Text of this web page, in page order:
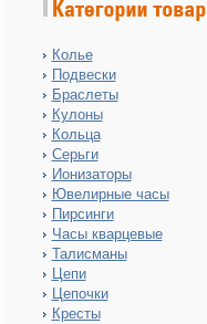
Колье
Подвески
Браслеты
Кулоны
Кольца
Серьги
Ионизаторы
Ювелирные часы
Пирсинги
Часы кварцевые
Талисманы
Цепи
Цепочки
Кресты